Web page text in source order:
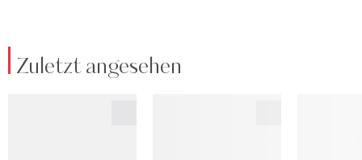
Zuletzt angesehen